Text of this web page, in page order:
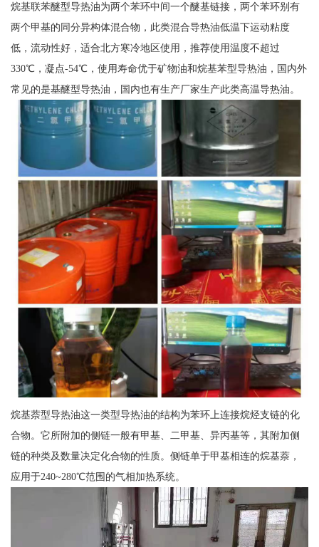
烷基联苯醚型导热油为两个苯环中间一个醚基链接，两个苯环别有
两个甲基的同分异构体混合物，此类混合导热油低温下运动粘度
低，流动性好，适合北方寒冷地区使用，推荐使用温度不超过
330℃，凝点-54℃，使用寿命优于矿物油和烷基苯型导热油，国内外
常见的是基醚型导热油，国内也有生产厂家生产此类高温导热油。
烷基萘型导热油这一类型导热油的结构为苯环上连接烷烃支链的化
合物。它所附加的侧链一般有甲基、二甲基、异丙基等，其附加侧
链的种类及数量决定化合物的性质。侧链单于甲基相连的烷基萘，
应用于240~280℃范围的气相加热系统。